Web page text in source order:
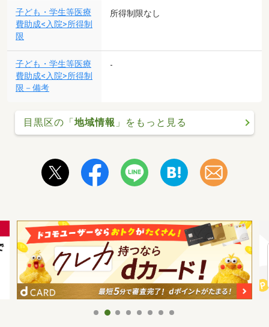
子ども・学生等医療
費助成<入院>所得制
限
所得制限なし
子ども・学生等医療
費助成<入院>所得制
限－備考
-
目黒区の「地域情報 」をもっと見る